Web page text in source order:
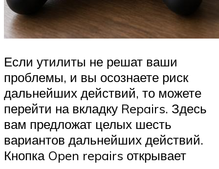
Если утилиты не решат ваши
проблемы, и вы осознаете риск
дальнейших действий, то можете
перейти на вкладку Repairs. Здесь
вам предложат целых шесть
вариантов дальнейших действий.
Кнопка Open repairs открывает